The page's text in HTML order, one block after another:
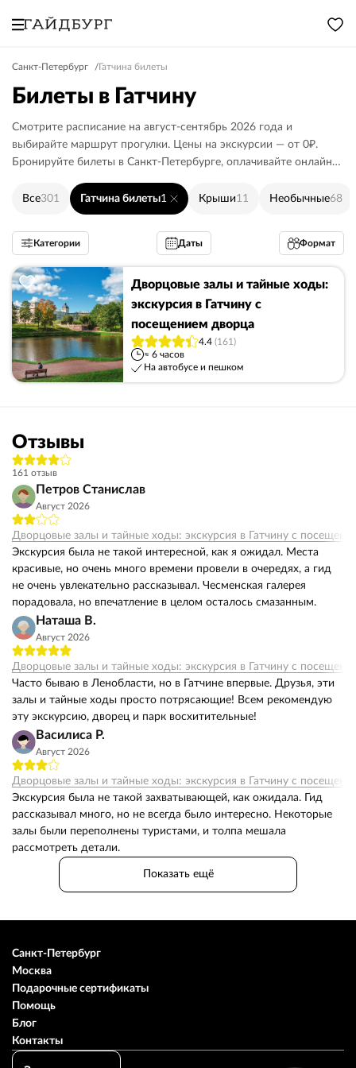
Санкт-Петербург Гатчина билеты
Билеты в Гатчину
Смотрите расписание на август-сентябрь 2026 года и
выбирайте маршрут прогулки. Цены на экскурсии — от 0₽.
Бронируйте билеты в Санкт-Петербурге, оплачивайте онлайн
Все301 Гатчина билеты1 Крыши11 Необычные68
Категории Даты Формат
Дворцовые залы и тайные ходы:
экскурсия в Гатчину с
посещением дворца
4.4 (161)
≈ 6 часов
На автобусе и пешком
Отзывы
161 отзыв
Петров Станислав
Август 2026
Дворцовые залы и тайные ходы: экскурсия в Гатчину с
Экскурсия была не такой интересной, как я ожидал. Места
красивые, но очень много времени провели в очередях, а гид
не очень увлекательно рассказывал. Чесменская галерея
порадовала, но впечатление в целом осталось смазанным.
Наташа В.
Август 2026
Дворцовые залы и тайные ходы: экскурсия в Гатчину с
Часто бываю в Ленобласти, но в Гатчине впервые. Друзья, эти
залы и тайные ходы просто потрясающие! Всем рекомендую
эту экскурсию, дворец и парк восхитительные!
Василиса Р.
Август 2026
Дворцовые залы и тайные ходы: экскурсия в Гатчину с
Экскурсия была не такой захватывающей, как ожидала. Гид
рассказывал много, но не всегда было интересно. Некоторые
залы были переполнены туристами, и толпа мешала
рассмотреть детали.
Показать ещё
Санкт-Петербург
Москва
Подарочные сертификаты
Помощь
Блог
Контакты